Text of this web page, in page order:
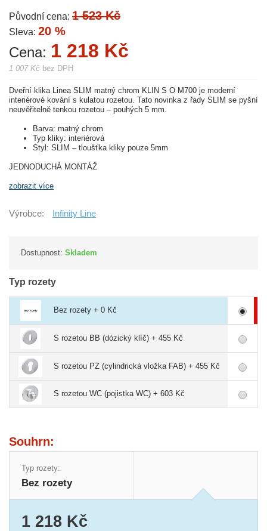
Původní cena: 1 523 Kč
Sleva: 20 %
Cena: 1 218 Kč
1 007 Kč bez DPH
Dveřní klika Linea SLIM matný chrom KLIN S O M700 je moderní
interiérové kování s kulatou rozetou. Tato novinka z řady SLIM se pyšní
neuvěřitelně tenkou rozetou – pouhých 5 mm.
Barva: matný chrom
Typ kliky: interiérová
Styl: SLIM – tloušťka kliky pouze 5mm
JEDNODUCHÁ MONTÁŽ
zobrazit více
Výrobce: Infinity Line
Dostupnost: Skladem
Typ rozety
Bez rozety + 0 Kč
S rozetou BB (dózický klíč) + 455 Kč
S rozetou PZ (cylindrická vložka FAB) + 455 Kč
S rozetou WC (pojistka WC) + 603 Kč
Souhrn:
Typ rozety:
Bez rozety
1 218 Kč